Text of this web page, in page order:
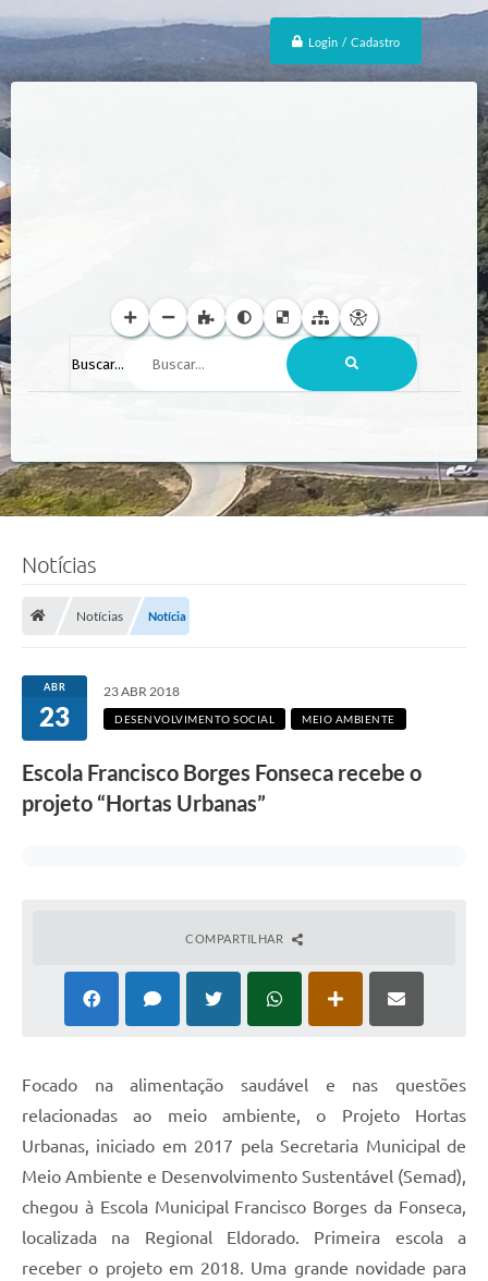
Login / Cadastro
Buscar...
Notícias
Notícias Notícia
ABR
23
23 ABR 2018
DESENVOLVIMENTO SOCIAL MEIO AMBIENTE
Escola Francisco Borges Fonseca recebe o
projeto “Hortas Urbanas”
COMPARTILHAR
Focado na alimentação saudável e nas questões
relacionadas ao meio ambiente, o Projeto Hortas
Urbanas, iniciado em 2017 pela Secretaria Municipal de
Meio Ambiente e Desenvolvimento Sustentável (Semad),
chegou à Escola Municipal Francisco Borges da Fonseca,
localizada na Regional Eldorado. Primeira escola a
receber o projeto em 2018. Uma grande novidade para